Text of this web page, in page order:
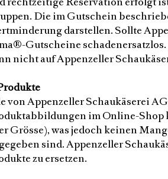
Die im Gutschein
darstellen. Sollte
Gutscheine
nicht auf Appenzeller
von Appenzeller Schaukäserei
im Online-Shop
Grösse), was jedoch keinen
sind. Appenzeller
zu ersetzen.